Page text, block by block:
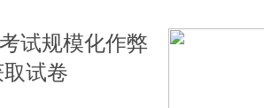
试规模化作弊
试卷